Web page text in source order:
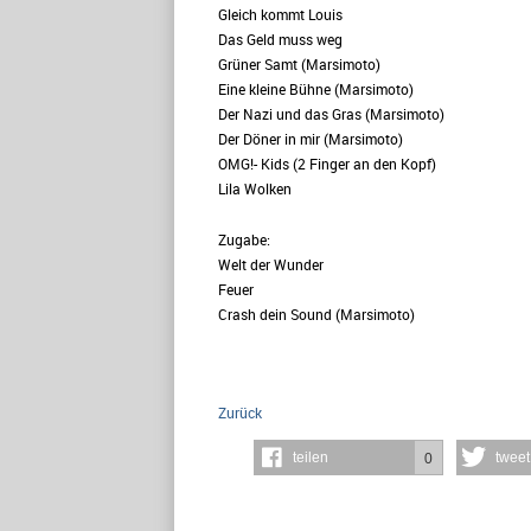
Gleich kommt Louis
Das Geld muss weg
Grüner Samt (Marsimoto)
Eine kleine Bühne (Marsimoto)
Der Nazi und das Gras (Marsimoto)
Der Döner in mir (Marsimoto)
OMG!- Kids (2 Finger an den Kopf)
Lila Wolken
Zugabe:
Welt der Wunder
Feuer
Crash dein Sound (Marsimoto)
Zurück
teilen 0 tweet